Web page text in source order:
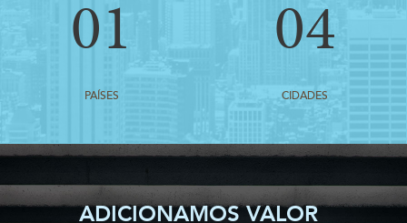
01
PAÍSES
04
CIDADES
ADICIONAMOS VALOR